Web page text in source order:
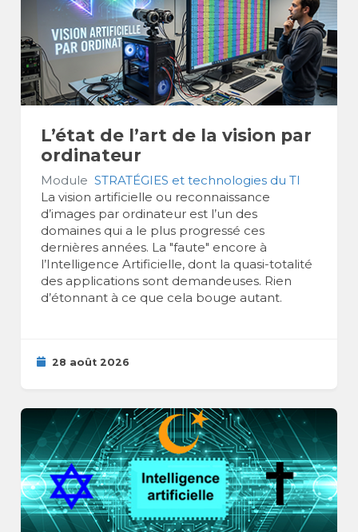
L’état de l’art de la vision par
ordinateur
Module STRATÉGIES et technologies du TI
La vision artificielle ou reconnaissance
d’images par ordinateur est l’un des
domaines qui a le plus progressé ces
dernières années. La "faute" encore à
l’Intelligence Artificielle, dont la quasi-totalité
des applications sont demandeuses. Rien
d’étonnant à ce que cela bouge autant.
28 août 2026